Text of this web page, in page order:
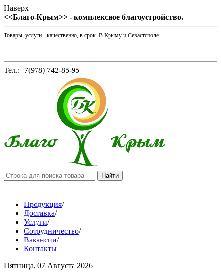
Наверх
<<Благо-Крым>> - комплексное благоустройство.
Товары, услуги - качественно, в срок. В Крыму и Севастополе.
Тел.:+7(978) 742-85-95
Продукция/
Доставка/
Услуги/
Сотрудничество/
Вакансии/
Контакты
Пятница, 07 Августа 2026